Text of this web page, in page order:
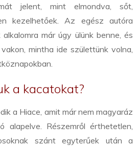
jelent, mint elmondva, sőt,
kezelhetőek. Az egész autóra
már úgy ülünk benne, és
mintha ide születtünk volna,
a kacatokat?
a Hiace, amit már nem magyaráz
alapelve. Részemről érthetetlen,
szánt egyterűek után a